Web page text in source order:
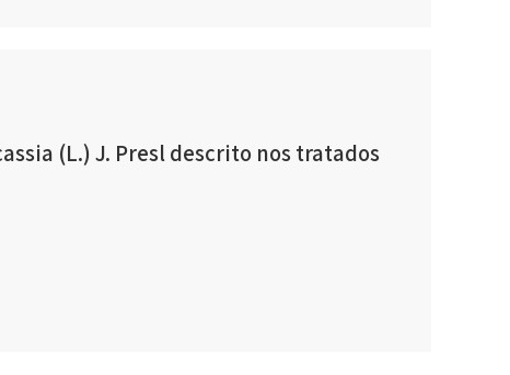
(L.) J. Presl descrito nos tratados